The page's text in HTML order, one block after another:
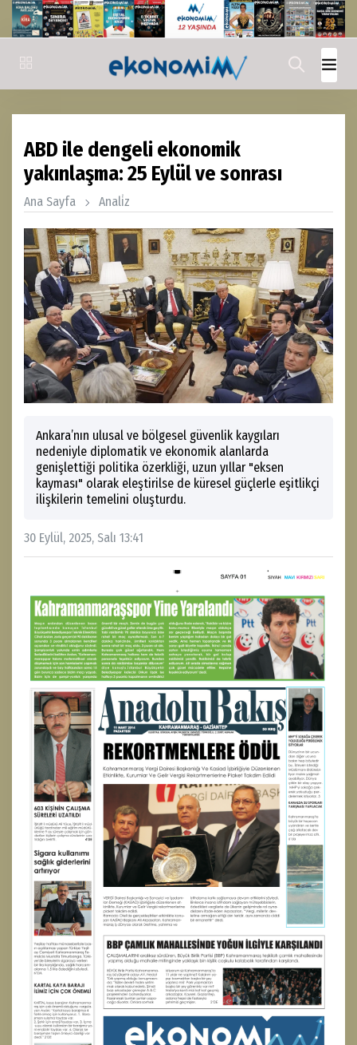
ABD ile dengeli ekonomik
yakınlaşma: 25 Eylül ve sonrası
Ana Sayfa Anali̇z
Ankara’nın ulusal ve bölgesel güvenlik kaygıları
nedeniyle diplomatik ve ekonomik alanlarda
genişlettiği politika özerkliği, uzun yıllar "eksen
kayması" olarak eleştirilse de küresel güçlerle eşitlikçi
ilişkilerin temelini oluşturdu.
30 Eylül, 2025, Salı 13:41